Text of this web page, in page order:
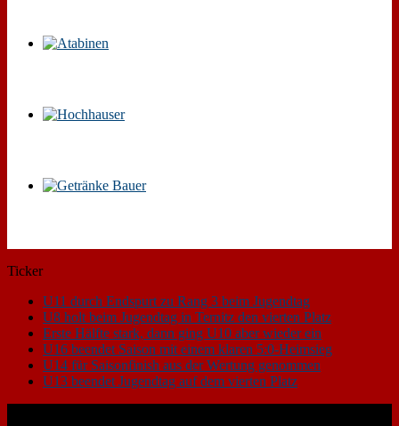
Ticker
U11 durch Endspurt zu Rang 3 beim Jugendtag
U8 holt beim Jugendtag in Ternitz den vierten Platz
Erste Hälfte stark, dann ging U10 aber wieder ein
U16 beendet Saison mit einem klaren 5:0-Heimsieg
U14 für Saisonfinish aus der Wertung genommen
U13 beendet Jugendtag auf dem vierten Platz